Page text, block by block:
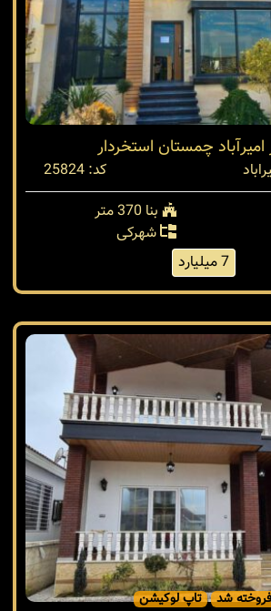
امیرآباد چمستان استخردار
کد: 25824
بنا 370 متر
شهرکی
7 میلیارد
فروخته شد تاپ لوکیشن